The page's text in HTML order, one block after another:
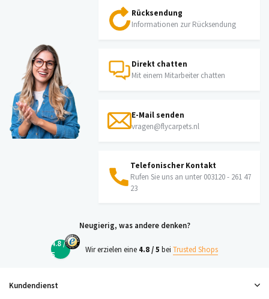
Rücksendung
Informationen zur Rücksendung
Direkt chatten
Mit einem Mitarbeiter chatten
E-Mail senden
vragen@flycarpets.nl
Telefonischer Kontakt
Rufen Sie uns an unter 003120 - 261 47
23
Neugierig, was andere denken?
4.8 /
5
Wir erzielen eine 4.8 / 5 bei Trusted Shops
Kundendienst